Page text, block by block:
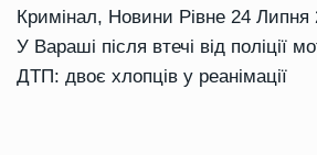
Кримінал, Новини Рівне 24 Липня
У Вараші після втечі від поліції
ДТП: двоє хлопців у реанімації